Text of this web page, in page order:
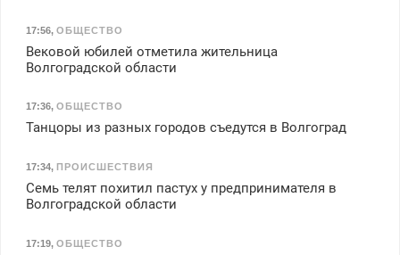
17:56, ОБЩЕСТВО
Вековой юбилей отметила жительница
Волгоградской области
17:36, ОБЩЕСТВО
Танцоры из разных городов съедутся в Волгоград
17:34, ПРОИСШЕСТВИЯ
Семь телят похитил пастух у предпринимателя в
Волгоградской области
17:19, ОБЩЕСТВО